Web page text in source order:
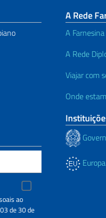
ao
de 30 de
A Rede
A
A Rede
Viajar com
Onde